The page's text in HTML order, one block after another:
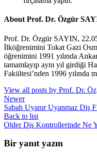
About Prof. Dr. Özgür
Prof. Dr. Özgür SAYIN,
İlköğrenimini Tokat Gazi
öğrenimini 1991 yılında
tamamlayıp aynı yıl girdiği
Fakültesi’nden 1996 yılında
View all posts by Prof. Dr.
Newer
Sabah Uyanır Uyanmaz Diş
Back to list
Older Diş Kontrollerinde Ne
Bir yanıt yazın